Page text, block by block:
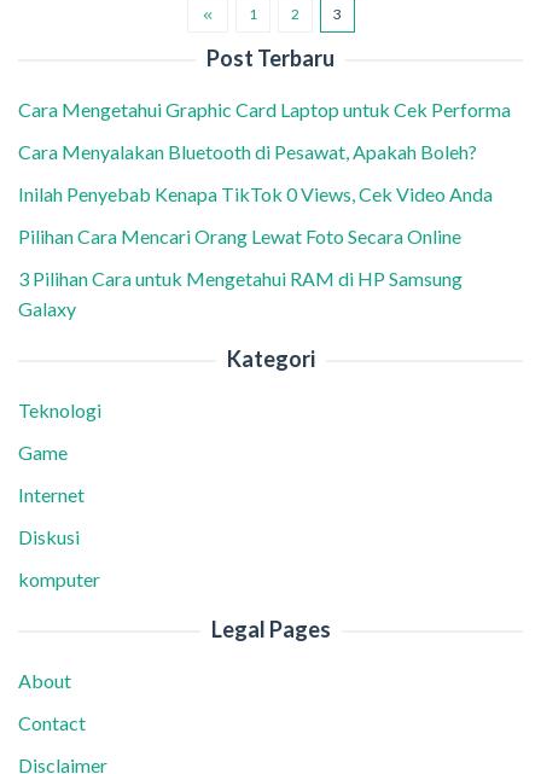
1 2 3
Post Terbaru
Cara Mengetahui Graphic Card Laptop untuk Cek Performa
Cara Menyalakan Bluetooth di Pesawat, Apakah Boleh?
Inilah Penyebab Kenapa TikTok 0 Views, Cek Video Anda
Pilihan Cara Mencari Orang Lewat Foto Secara Online
3 Pilihan Cara untuk Mengetahui RAM di HP Samsung
Galaxy
Kategori
Teknologi
Game
Internet
Diskusi
komputer
Legal Pages
About
Contact
Disclaimer